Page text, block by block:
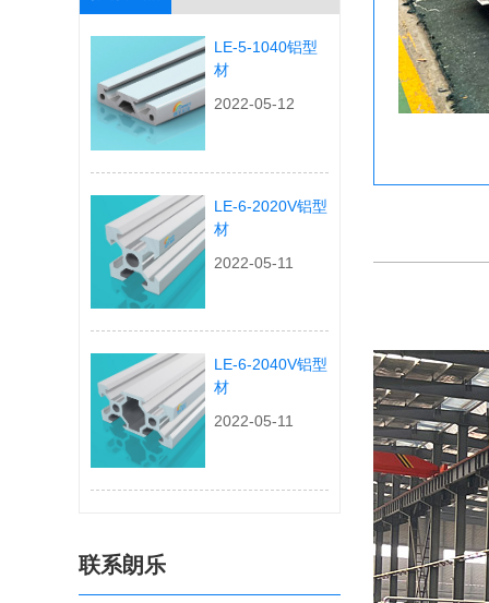
LE-5-1040铝型
材
2022-05-12
LE-6-2020V铝型
材
2022-05-11
LE-6-2040V铝型
材
2022-05-11
联系朗乐